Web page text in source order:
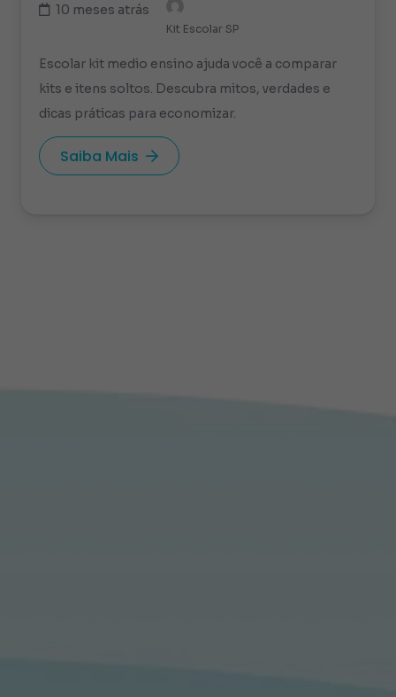
10 meses atrás
Kit Escolar SP
Escolar kit medio ensino ajuda você a comparar
kits e itens soltos. Descubra mitos, verdades e
dicas práticas para economizar.
Saiba Mais